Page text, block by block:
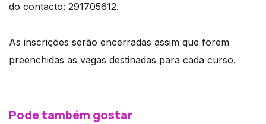
do contacto: 291705612.
As inscrições serão encerradas assim que forem
preenchidas as vagas destinadas para cada curso.
Pode também gostar